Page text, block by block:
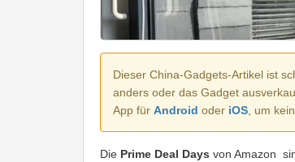
Dieser China-Gadgets-Artikel ist
anders oder das Gadget
App für Android oder iOS , um
Die Prime Deal Days von Amazon